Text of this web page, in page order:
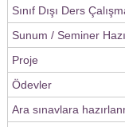
Sınıf Dışı Ders
Sunum / Seminer
Proje
Ödevler
Ara sınavlara